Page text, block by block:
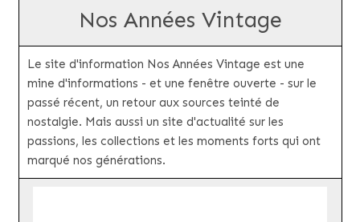
Nos Années Vintage
Le site d'information Nos Années Vintage est une
mine d'informations - et une fenêtre ouverte - sur le
passé récent, un retour aux sources teinté de
nostalgie. Mais aussi un site d'actualité sur les
passions, les collections et les moments forts qui ont
marqué nos générations.